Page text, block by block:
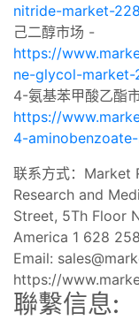
nitride-market-
己二醇市场 -
https://
ne-glycol-market-
4-氨基苯甲酸乙酯
https://
4-
联系方式：Market
Research and
Street, 5Th Floor
America 1 628
Email:
https://
聯繫信息: